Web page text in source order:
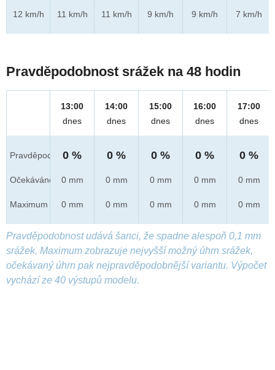
12 km/h
11 km/h
11 km/h
9 km/h
9 km/h
7 km/h
Pravděpodobnost srážek na 48 hodin
Pravděpod.
Očekáváno
Maximum
13:00
dnes
0 %
0 mm
0 mm
14:00
dnes
0 %
0 mm
0 mm
15:00
dnes
0 %
0 mm
0 mm
16:00
dnes
0 %
0 mm
0 mm
17:00
dnes
0 %
0 mm
0 mm
Pravděpodobnost udává šanci, že spadne alespoň 0,1 mm
srážek. Maximum zobrazuje nejvyšší možný úhrn srážek,
očekávaný úhrn pak nejpravděpodobnější variantu. Výpočet
vychází ze 40 výstupů modelu.